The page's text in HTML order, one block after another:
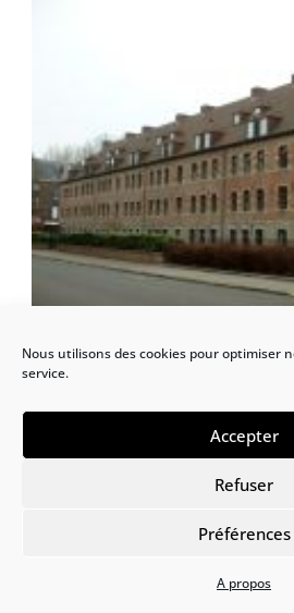
Nous utilisons des cookies pour optimiser
service.
Accepter
Refuser
Préférences
A propos
La caserne des